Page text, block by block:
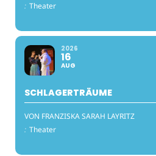
: Theater
2026
16
AUG
SCHLAGERTRÄUME
VON FRANZISKA SARAH LAYRITZ
: Theater